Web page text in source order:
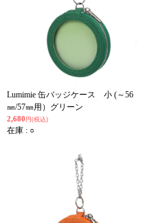
Lumimie 缶バッジケース 小 (～56
㎜/57㎜用）グリーン
2,680 円(税込)
在庫 : ○